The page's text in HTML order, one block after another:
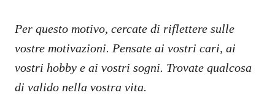
Per questo motivo, cercate di riflettere sulle
vostre motivazioni. Pensate ai vostri cari, ai
vostri hobby e ai vostri sogni. Trovate qualcosa
di valido nella vostra vita.